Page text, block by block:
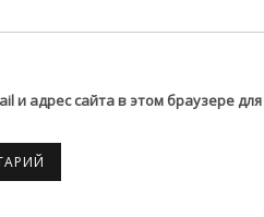
и адрес сайта в этом браузере